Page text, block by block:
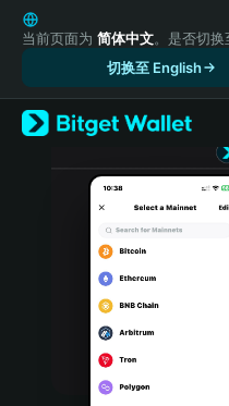
English
日本語
Русский
Español (Latinoamérica)
Türkçe
Português (Portugal)
Bahasa Indonesia
当前页面为 简体中文。是否切换
切换至 English